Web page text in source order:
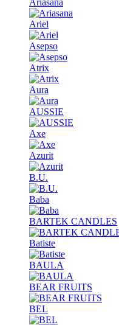
Ariasana
Ariel
Asepso
Atrix
Aura
AUSSIE
Axe
Azurit
B.U.
Baba
BARTEK CANDLES
Batiste
BAULA
BEAR FRUITS
BEL